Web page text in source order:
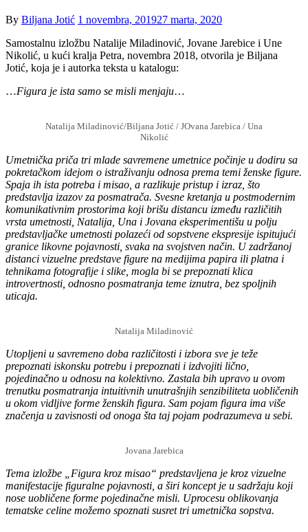
By Biljana Jotić 1 novembra, 201927 marta, 2020
Samostalnu izložbu Natalije Miladinović, Jovane Jarebice i Une
Nikolić, u kući kralja Petra, novembra 2018, otvorila je Biljana
Jotić, koja je i autorka teksta u katalogu:
…Figura je ista samo se misli menjaju…
Natalija Miladinović/Biljana Jotić / JOvana Jarebica / Una
Nikolić
Umetnička priča tri mlade savremene umetnice počinje u dodiru sa
pokretačkom idejom o istraživanju odnosa prema temi ženske figure.
Spaja ih ista potreba i misao, a razlikuje pristup i izraz, što
predstavlja izazov za posmatrača. Svesne kretanja u postmodernim
komunikativnim prostorima koji brišu distancu između različitih
vrsta umetnosti, Natalija, Una i Jovana eksperimentišu u polju
predstavljačke umetnosti polazeći od sopstvene ekspresije ispitujući
granice likovne pojavnosti, svaka na svojstven način. U zadržanoj
distanci vizuelne predstave figure na medijima papira ili platna i
tehnikama fotografije i slike, mogla bi se prepoznati klica
introvertnosti, odnosno posmatranja teme iznutra, bez spoljnih
uticaja.
Natalija Miladinović
Utopljeni u savremeno doba različitosti i izbora sve je teže
prepoznati iskonsku potrebu i prepoznati i izdvojiti lično,
pojedinačno u odnosu na kolektivno. Zastala bih upravo u ovom
trenutku posmatranja intuitivnih unutrašnjih senzibiliteta uobličenih
u okom vidljive forme ženskih figura. Sam pojam figura ima više
značenja u zavisnosti od onoga šta taj pojam podrazumeva u sebi.
Jovana Jarebica
Tema izložbe „Figura kroz misao“ predstavljena je kroz vizuelne
manifestacije figuralne pojavnosti, a širi koncept je u sadržaju koji
nose uobličene forme pojedinačne misli. Uprocesu oblikovanja
tematske celine možemo spoznati susret tri umetnička sopstva.